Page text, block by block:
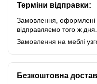
Терміни відправки:
Замовлення, оформлені
відправляємо того ж дня.
Замовлення на меблі
Безкоштовна